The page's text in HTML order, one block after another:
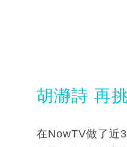
胡瀞詩 再
在NowTV做了近